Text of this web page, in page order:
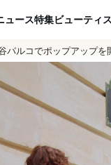
ュース特集ビューティ
パルコでポップアップ